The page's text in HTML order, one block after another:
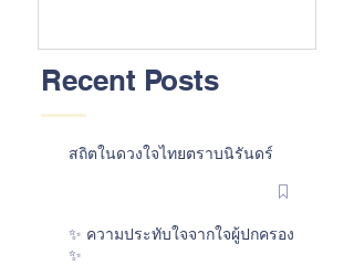
2563
Recent Posts
สถิตในดวงใจไทยตราบนิรันดร์
✨ ความประทับใจจากใจผู้ปกครอง
✨